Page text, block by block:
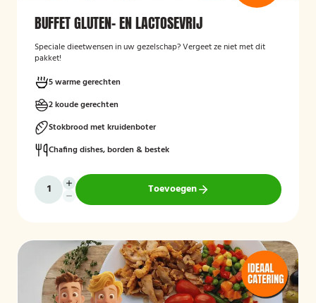
BUFFET GLUTEN- EN LACTOSEVRIJ
Speciale dieetwensen in uw gezelschap? Vergeet ze niet met dit
pakket!
5 warme gerechten
2 koude gerechten
Stokbrood met kruidenboter
Chafing dishes, borden & bestek
Toevoegen